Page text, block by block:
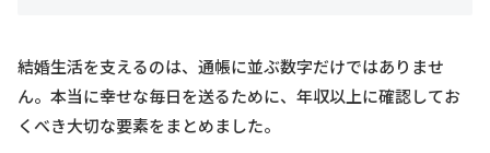
結婚生活を支えるのは、通帳に並ぶ数字だけではありませ
ん。本当に幸せな毎日を送るために、年収以上に確認してお
くべき大切な要素をまとめました。